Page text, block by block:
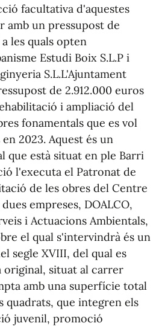
facultativa d'aquestes
amb un pressupost de
les quals opten
Estudi Boix S.L.P i
S.L.L'Ajuntament
de 2.912.000 euros
i ampliació del
fonamentals que es vol
2023. Aquest és un
que està situat en ple Barri
l'executa el Patronat de
de les obres del Centre
empreses, DOALCO,
i Actuacions Ambientals,
el qual s'intervindrà és un
segle XVIII, del qual es
original, situat al carrer
amb una superfície total
quadrats, que integren els
juvenil, promoció